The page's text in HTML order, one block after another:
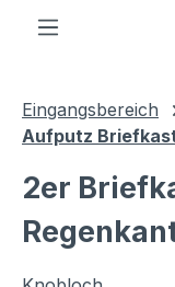
Eingangsbereich
Aufputz
2er